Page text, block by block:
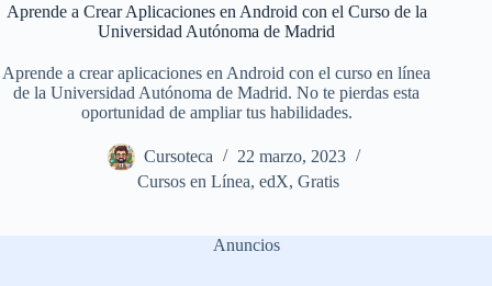
Aprende a Crear Aplicaciones en Android con el Curso de la
Universidad Autónoma de Madrid
Aprende a crear aplicaciones en Android con el curso en línea
de la Universidad Autónoma de Madrid. No te pierdas esta
oportunidad de ampliar tus habilidades.
Cursoteca
22 marzo, 2023
Cursos en Línea,edX,Gratis
Anuncios